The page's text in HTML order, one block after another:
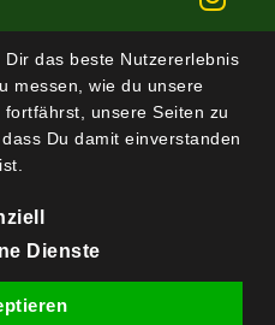
das beste Nutzererlebnis
messen, wie du unsere
unsere Seiten zu
Du damit einverstanden
Dienste